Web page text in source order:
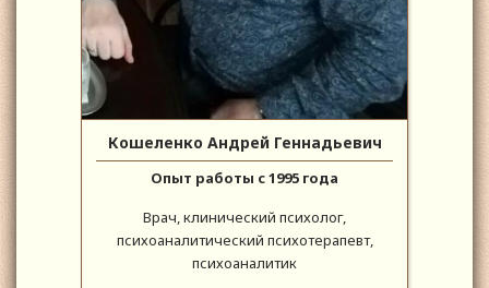
Кошеленко Андрей Геннадьевич
Опыт работы с 1995 года
Врач, клинический психолог,
психоаналитический психотерапевт,
психоаналитик